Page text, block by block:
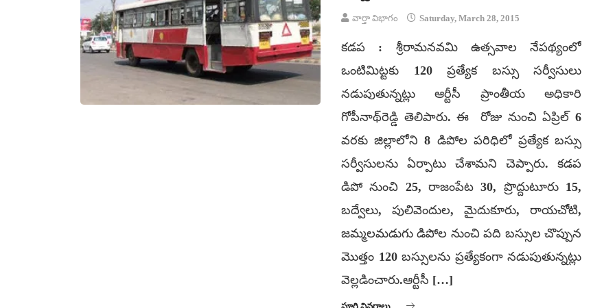
వార్తా విభాగం Saturday, March 28, 2015
కడప : శ్రీరామనవమి ఉత్సవాల నేపథ్యంలో
ఒంటిమిట్టకు 120 ప్రత్యేక బస్సు సర్వీసులు
నడుపుతున్నట్లు ఆర్టీసీ ప్రాంతీయ అధికారి
గోపీనాథ్‌రెడ్డి తెలిపారు. ఈ రోజు నుంచి ఏప్రిల్ 6
వరకు జిల్లాలోని 8 డిపోల పరిధిలో ప్రత్యేక బస్సు
సర్వీసులను ఏర్పాటు చేశామని చెప్పారు. కడప
డిపో నుంచి 25, రాజంపేట 30, ప్రొద్దుటూరు 15,
బద్వేలు, పులివెందుల, మైదుకూరు, రాయచోటి,
జమ్మలమడుగు డిపోల నుంచి పది బస్సుల చొప్పున
మొత్తం 120 బస్సులను ప్రత్యేకంగా నడుపుతున్నట్లు
వెల్లడించారు.ఆర్టీసీ […]